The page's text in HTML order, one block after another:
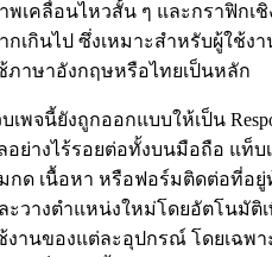
พเคลื่อนไหวสั้น ๆ และกราฟิกเ
กเกินไป ซึ่งเหมาะสำหรับผู้ใช้
ภาษาอังกฤษหรือไทยเป็นหลัก
บเพจนี้ยังถูกออกแบบให้เป็น
อย่างไร้รอยต่อทั้งบนมือถือ แท็
กด เนื้อหา หรือฟอร์มติดต่อที่อ
ะวางตำแหน่งใหม่โดยอัตโนมัติ
งานของแต่ละอุปกรณ์ โดยเฉพ